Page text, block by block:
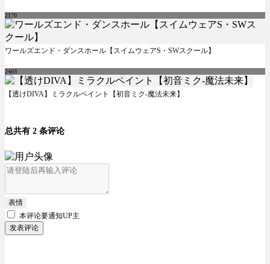
2170
ワールズエンド・ダンスホール【スイムウェアS・SWスクール】
2403
【透けDIVA】ミラクルペイント【初音ミク-魔法未来】
总共有 2 条评论
表情
本评论要通知UP主
发表评论